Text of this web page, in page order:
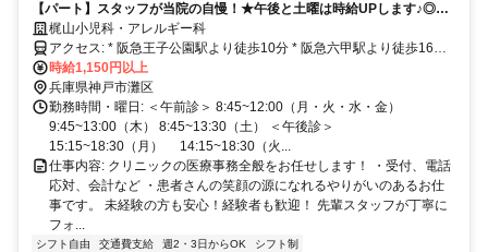
クの医療事務 週2日~OK 小児科未経験でも シフト時間
や曜日も相談を!
【パート】スタッフが当院の自慢！★午後と土曜は時給UPします♪◎人
間関係良好な小児科クリニックの医療事務★週2日～OK★小児科未経験
でも◎シフト時間や曜日も相談を！
梶山小児科・アレルギー科
アクセス: * 阪急王子公園駅より徒歩10分 * 阪急六甲駅より徒歩16分
(上り坂がほぼないルートです) * JR摩耶駅より徒歩12分 * 神戸市バス
五毛バス停より徒歩4分 水道筋3バス停より徒歩7分 * 坂バス(JR灘駅
始発) 赤坂2より徒歩1分
時給1,150円以上
兵庫県神戸市灘区
勤務時間・曜日: ＜午前診＞ 8:45~12:00（月・火・水・金）
9:45~13:00（木） 8:45~13:30（土） ＜午後診＞
15:15~18:30（月） 14:15~18:30（火...
仕事内容: クリニックの医療事務全般をお任せします！ ・受付、電話
応対、会計など ・患者さんの笑顔の源になれるやりがいのあるお仕
事です。 未経験の方も安心！経験者も歓迎！ 先輩スタッフが丁寧に
フォ...
シフト自由 交通費支給 週2・3日からOK シフト制